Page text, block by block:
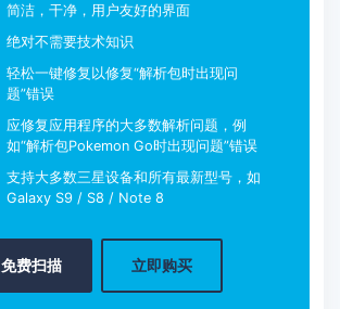
简洁，干净，用户友好的界面
绝对不需要技术知识
轻松一键修复以修复“解析包时出现问
题”错误
应修复应用程序的大多数解析问题，例
如“解析包Pokemon Go时出现问题”错误
支持大多数三星设备和所有最新型号，如
Galaxy S9 / S8 / Note 8
免费扫描 立即购买